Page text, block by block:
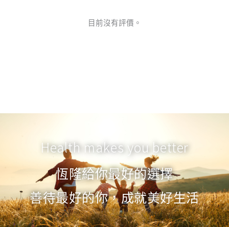
目前沒有評價。
Health makes you better
恆隆給你最好的選擇
善待最好的你，成就美好生活